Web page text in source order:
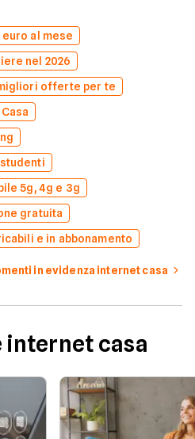
al mese
nel 2026
offerte per te
5g, 4g e 3g
gratuita
e in abbonamento
in evidenza internet casa
casa